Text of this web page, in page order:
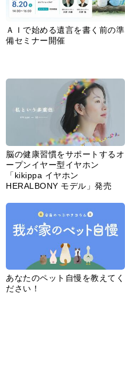
ＡＩで始める遺言を書く前の準
備セミナー開催
脳の健康習慣をサポートするオ
ープンイヤー型イヤホン
「kikippa イヤホン
HERALBONY モデル」発売
あなたのペット自慢を教えてく
ださい！